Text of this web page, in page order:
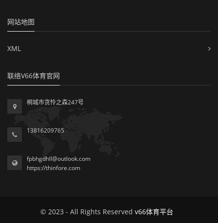
网站地图
XML
联络V66体育官网
桐城市贪怜之森247号
13816209765
fpbhgdhll@outlook.com
https://thinfore.com
© 2023 - All Rights Reserved v66体育平台